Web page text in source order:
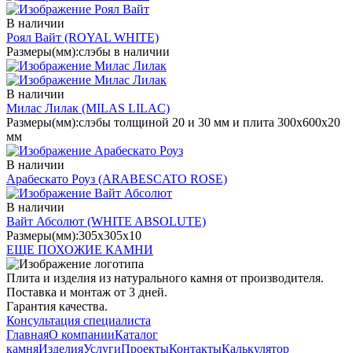
В наличии
Роял Вайт (ROYAL WHITE)
Размеры(мм):слэбы в наличии
В наличии
Милас Лилак (MILAS LILAC)
Размеры(мм):слэбы толщиной 20 и 30 мм и плита 300х600х20
мм
В наличии
Арабескато Роуз (ARABESCATO ROSE)
В наличии
Вайт Абсолют (WHITE ABSOLUTE)
Размеры(мм):305х305х10
ЕЩЕ ПОХОЖИЕ КАМНИ
Плита и изделия из натурального камня от производителя.
Поставка и монтаж от 3 дней.
Гарантия качества.
Консультация специалиста
ГлавнаяО компанииКаталог
камняИзделияУслугиПроектыКонтактыКалькулятор